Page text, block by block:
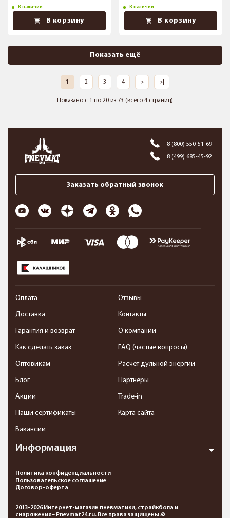
В наличии
В корзину
В наличии
В корзину
Показать ещё
1 2 3 4 > >|
Показано с 1 по 20 из 73 (всего 4 страниц)
8 (800) 550-51-69
8 (499) 685-45-92
Заказать обратный звонок
Информация
Оплата
Доставка
Гарантия и возврат
Как сделать заказ
Оптовикам
Блог
Акции
Наши сертификаты
Вакансии
Отзывы
Контакты
О компании
FAQ (частые вопросы)
Расчет дульной энергии
Партнеры
Trade-in
Карта сайта
Политика конфиденциальности
Пользовательское соглашение
Договор-оферта
2013-2026 Интернет-магазин пневматики, страйкбола и
снаряжения– Pnevmat24.ru. Все права защищены.©